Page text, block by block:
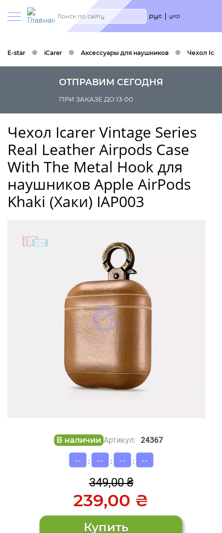
Search рус укр
E-star iCarer Аксессуары для наушников Чехол
ОТПРАВИМ СЕГОДНЯ
ПРИ ЗАКАЗЕ ДО 13-00
Чехол Icarer Vintage Series
Real Leather Airpods Case
With The Metal Hook для
наушников Apple AirPods
Khaki (Хаки) IAP003
В наличии Артикул: 24367
-- : -- : -- : --
349,00 ₴
239,00 ₴